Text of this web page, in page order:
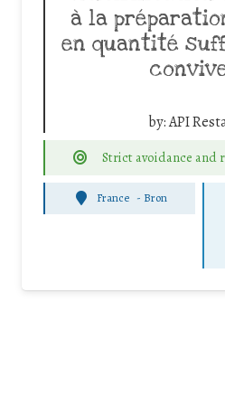
à la
en quantité
by:API
Strict avoidance and
France - Bron